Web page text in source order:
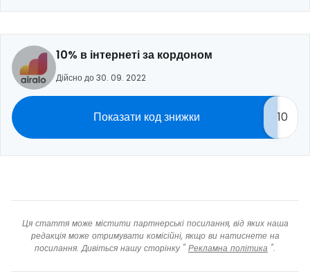
10% в інтернеті за кордоном
Дійсно до 30. 09. 2022
Показати код знижки 10
Ця стаття може містити партнерські посилання, від яких наша
редакція може отримувати комісійні, якщо ви натиснете на
посилання. Дивіться нашу сторінку " Рекламна політика ".